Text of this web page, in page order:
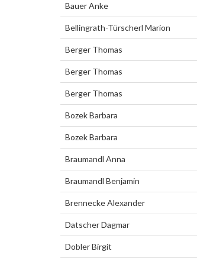
Bauer Anke
Bellingrath-Türscherl Marion
Berger Thomas
Berger Thomas
Berger Thomas
Bozek Barbara
Bozek Barbara
Braumandl Anna
Braumandl Benjamin
Brennecke Alexander
Datscher Dagmar
Dobler Birgit